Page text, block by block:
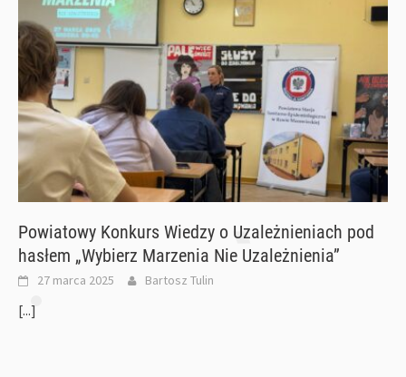
Powiatowy Konkurs Wiedzy o Uzależnieniach pod
hasłem „Wybierz Marzenia Nie Uzależnienia”
27 marca 2025 Bartosz Tulin
[...]